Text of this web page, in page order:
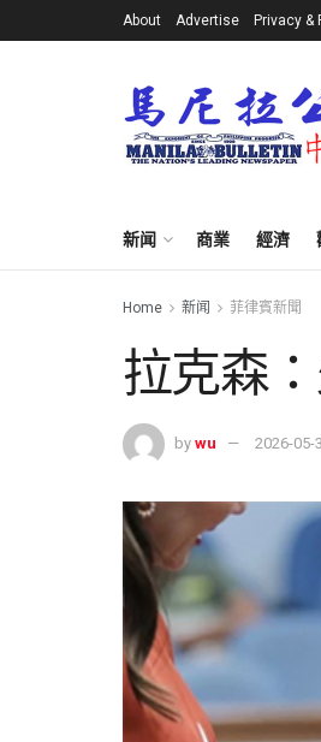
About Advertise Privacy &
新闻 商業 經濟
Home 新闻 菲律賓新聞
拉克森
by wu 2026-05-